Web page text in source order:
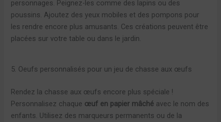
personnages. Peignez-les comme des lapins ou des
poussins. Ajoutez des yeux mobiles et des pompons pour
les rendre encore plus amusants. Ces créations peuvent être
placées sur votre table ou dans le jardin.
5. Oeufs personnalisés pour un jeu de chasse aux œufs
Rendez la chasse aux œufs encore plus spéciale !
Personnalisez chaque œuf en papier mâché avec le nom des
enfants. Utilisez des marqueurs permanents ou de la